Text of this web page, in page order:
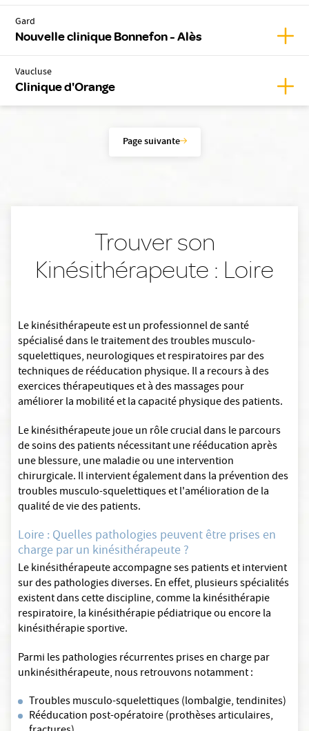
Gard
Nouvelle clinique Bonnefon - Alès
Vaucluse
Clinique d'Orange
Page suivante
Trouver son
Kinésithérapeute : Loire
Le kinésithérapeute est un professionnel de santé
spécialisé dans le traitement des troubles musculo-
squelettiques, neurologiques et respiratoires par des
techniques de rééducation physique. Il a recours à des
exercices thérapeutiques et à des massages pour
améliorer la mobilité et la capacité physique des patients.
Le kinésithérapeute joue un rôle crucial dans le parcours
de soins des patients nécessitant une rééducation après
une blessure, une maladie ou une intervention
chirurgicale. Il intervient également dans la prévention des
troubles musculo-squelettiques et l'amélioration de la
qualité de vie des patients.
Loire : Quelles pathologies peuvent être prises en
charge par un kinésithérapeute ?
Le kinésithérapeute accompagne ses patients et intervient
sur des pathologies diverses. En effet, plusieurs spécialités
existent dans cette discipline, comme la kinésithérapie
respiratoire, la kinésithérapie pédiatrique ou encore la
kinésithérapie sportive.
Parmi les pathologies récurrentes prises en charge par
unkinésithérapeute, nous retrouvons notamment :
Troubles musculo-squelettiques (lombalgie, tendinites)
Rééducation post-opératoire (prothèses articulaires,